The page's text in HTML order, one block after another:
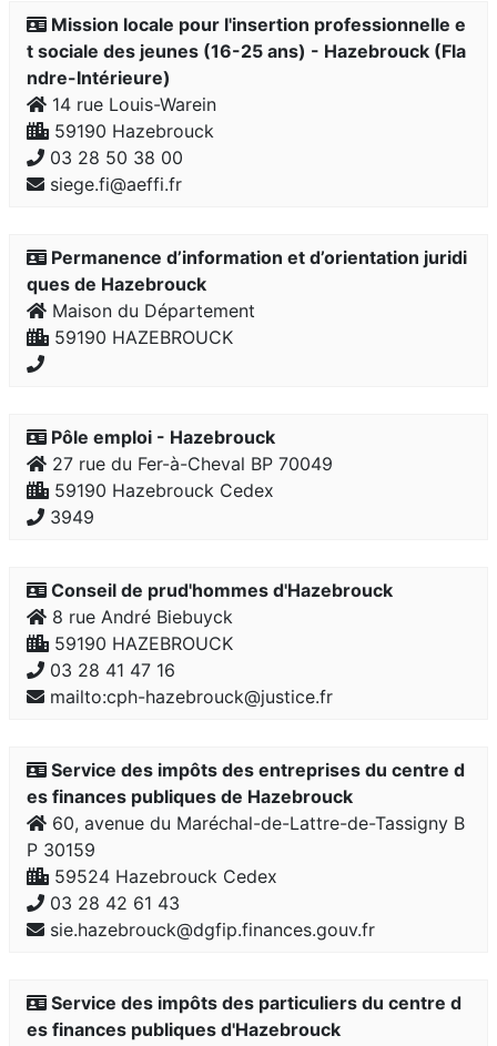
Mission locale pour l'insertion professionnelle e
t sociale des jeunes (16-25 ans) - Hazebrouck (Fla
ndre-Intérieure)
14 rue Louis-Warein
59190 Hazebrouck
03 28 50 38 00
siege.fi@aeffi.fr
Permanence d’information et d’orientation juridi
ques de Hazebrouck
Maison du Département
59190 HAZEBROUCK
Pôle emploi - Hazebrouck
27 rue du Fer-à-Cheval BP 70049
59190 Hazebrouck Cedex
3949
Conseil de prud'hommes d'Hazebrouck
8 rue André Biebuyck
59190 HAZEBROUCK
03 28 41 47 16
mailto:cph-hazebrouck@justice.fr
Service des impôts des entreprises du centre d
es finances publiques de Hazebrouck
60, avenue du Maréchal-de-Lattre-de-Tassigny B
P 30159
59524 Hazebrouck Cedex
03 28 42 61 43
sie.hazebrouck@dgfip.finances.gouv.fr
Service des impôts des particuliers du centre d
es finances publiques d'Hazebrouck